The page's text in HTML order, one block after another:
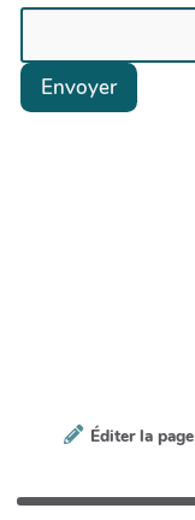
Envoyer
Éditer la page